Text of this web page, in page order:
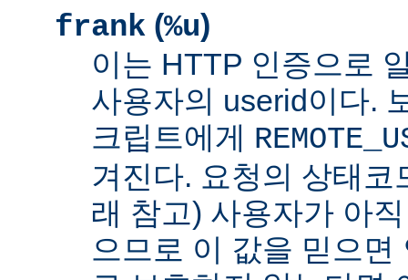
frank (%u)
이는 HTTP 인증으로
사용자의 userid이다.
크립트에게
겨진다. 요청의 상태코
래 참고) 사용자가 아
으므로 이 값을 믿으면